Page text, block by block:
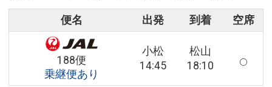
便名 出発 到着 空席
188便
乗継便あり
小松
14:45
松山
18:10